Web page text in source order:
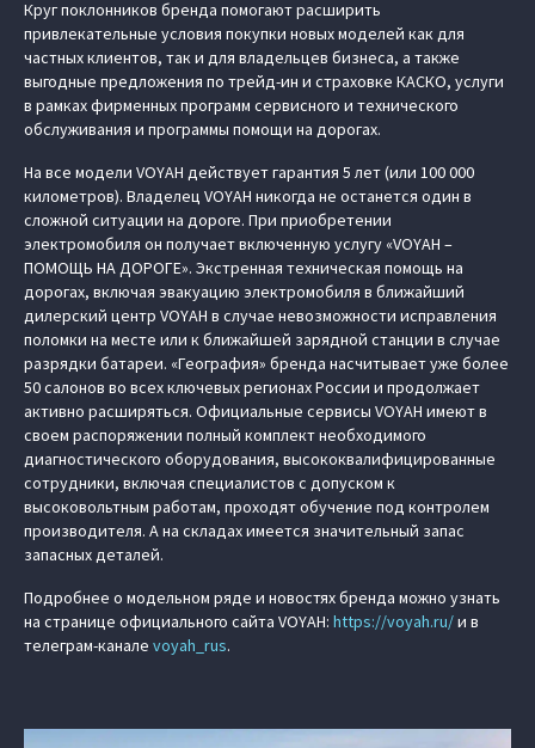
Круг поклонников бренда помогают расширить
привлекательные условия покупки новых моделей как для
частных клиентов, так и для владельцев бизнеса, а также
выгодные предложения по трейд-ин и страховке КАСКО, услуги
в рамках фирменных программ сервисного и технического
обслуживания и программы помощи на дорогах.
На все модели VOYAH действует гарантия 5 лет (или 100 000
километров). Владелец VOYAH никогда не останется один в
сложной ситуации на дороге. При приобретении
электромобиля он получает включенную услугу «VOYAH –
ПОМОЩЬ НА ДОРОГЕ». Экстренная техническая помощь на
дорогах, включая эвакуацию электромобиля в ближайший
дилерский центр VOYAH в случае невозможности исправления
поломки на месте или к ближайшей зарядной станции в случае
разрядки батареи. «География» бренда насчитывает уже более
50 салонов во всех ключевых регионах России и продолжает
активно расширяться. Официальные сервисы VOYAH имеют в
своем распоряжении полный комплект необходимого
диагностического оборудования, высококвалифицированные
сотрудники, включая специалистов с допуском к
высоковольтным работам, проходят обучение под контролем
производителя. А на складах имеется значительный запас
запасных деталей.
Подробнее о модельном ряде и новостях бренда можно узнать
на странице официального сайта VOYAH: https://voyah.ru/и в
телеграм-канале voyah_rus.